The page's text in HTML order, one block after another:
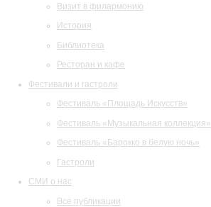
Визит в филармонию
История
Библиотека
Ресторан и кафе
Фестивали и гастроли
Фестиваль «Площадь Искусств»
Фестиваль «Музыкальная коллекция»
Фестиваль «Барокко в белую ночь»
Гастроли
СМИ о нас
Все публикации